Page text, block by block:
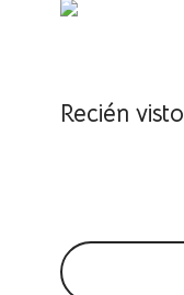
Recién visto